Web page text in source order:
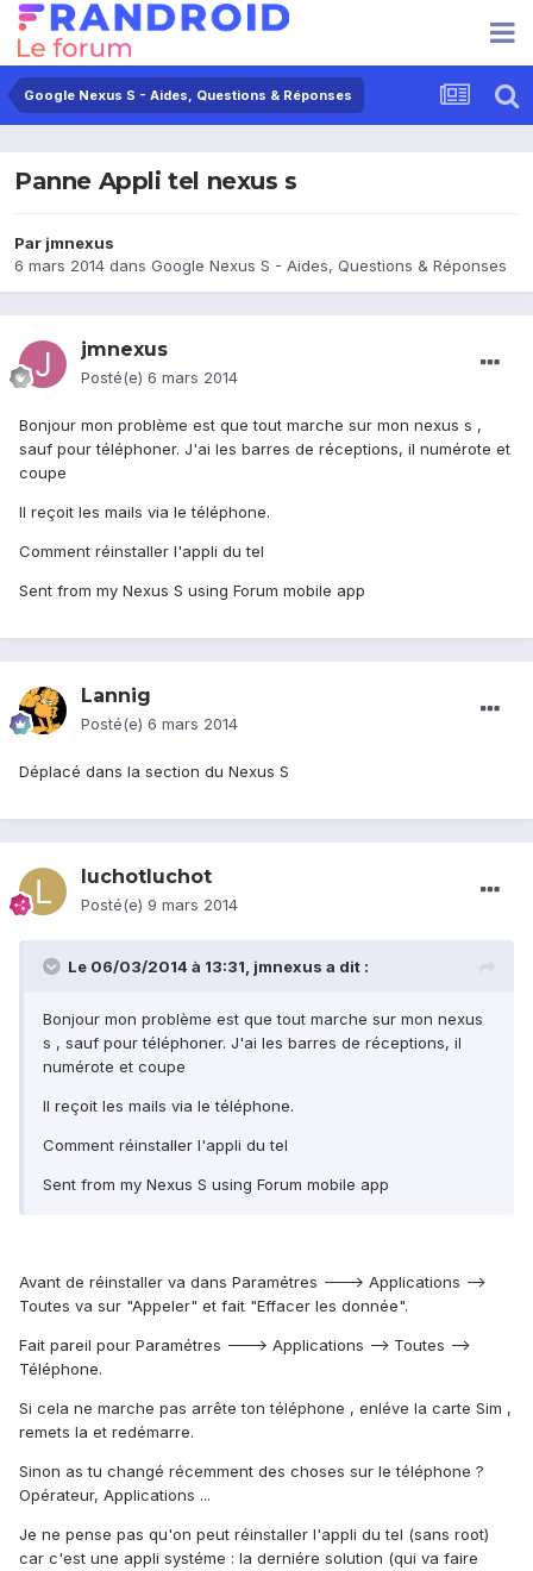
Google Nexus S - Aides, Questions & Réponses
Panne Appli tel nexus s
Par jmnexus
6 mars 2014 dans Google Nexus S - Aides, Questions & Réponses
jmnexus
Posté(e) 6 mars 2014
Bonjour mon problème est que tout marche sur mon nexus s ,
sauf pour téléphoner. J'ai les barres de réceptions, il numérote et
coupe
Il reçoit les mails via le téléphone.
Comment réinstaller l'appli du tel
Sent from my Nexus S using Forum mobile app
Lannig
Posté(e) 6 mars 2014
Déplacé dans la section du Nexus S
luchotluchot
Posté(e) 9 mars 2014
Le 06/03/2014 à 13:31, jmnexus a dit :
Bonjour mon problème est que tout marche sur mon nexus
s , sauf pour téléphoner. J'ai les barres de réceptions, il
numérote et coupe
Il reçoit les mails via le téléphone.
Comment réinstaller l'appli du tel
Sent from my Nexus S using Forum mobile app
Avant de réinstaller va dans Paramétres ---> Applications -->
Toutes va sur "Appeler" et fait "Effacer les donnée".
Fait pareil pour Paramétres ---> Applications --> Toutes -->
Téléphone.
Si cela ne marche pas arrête ton téléphone , enléve la carte Sim ,
remets la et redémarre.
Sinon as tu changé récemment des choses sur le téléphone ?
Opérateur, Applications ...
Je ne pense pas qu'on peut réinstaller l'appli du tel (sans root)
car c'est une appli systéme : la derniére solution (qui va faire